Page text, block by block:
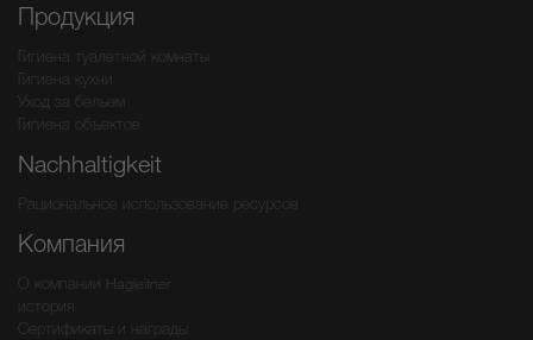
Продукция
Гигиена туалетной комнаты
Гигиена кухни
Уход за бельем
Гигиена объектов
Nachhaltigkeit
Рациональное использование ресурсов
Компания
О компании Hagleitner
история
Сертификаты и награды